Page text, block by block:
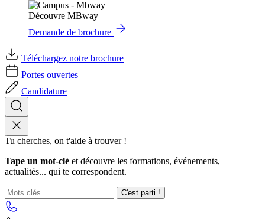
Découvre MBway
Demande de brochure
Téléchargez notre brochure
Portes ouvertes
Candidature
Tu cherches, on t'aide à trouver !
Tape un mot-clé et découvre les formations, événements,
actualités... qui te correspondent.
C'est parti !